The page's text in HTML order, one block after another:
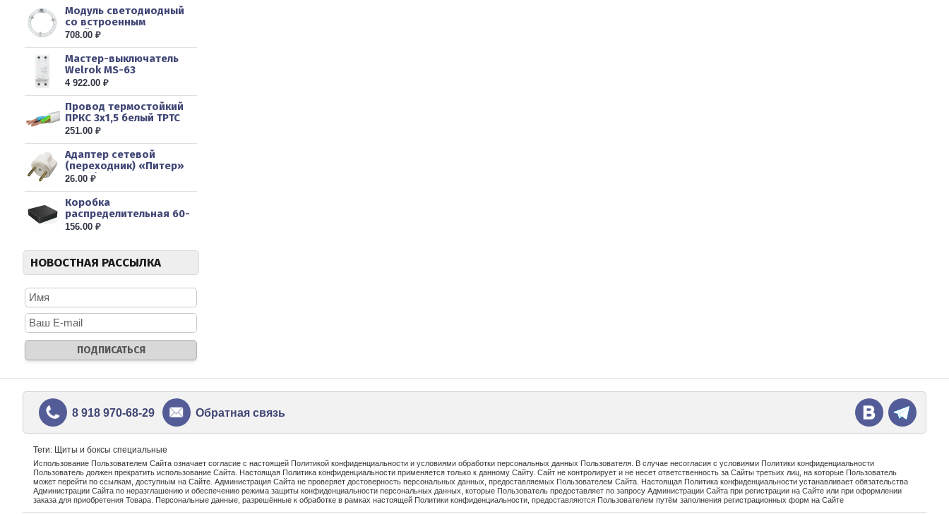
Модуль светодиодный
со встроенным
драйвером 230...
708.00 ₽
Мастер-выключатель
Welrok MS-63
4 922.00 ₽
Провод термостойкий
ПРКС 3х1,5 белый ТРТС
Липа...
251.00 ₽
Адаптер сетевой
(переходник) «Питер»
10А б/з б...
26.00 ₽
Коробка
распределительная 60-
0302-9005 для прям...
156.00 ₽
НОВОСТНАЯ РАССЫЛКА
8 918 970-68-29 Обратная связь
Теги: Щиты и боксы специальные
Использование Пользователем Сайта означает согласие с настоящей Политикой конфиденциальности и условиями обработки персональных данных Пользователя. В случае несогласия с условиями Политики конфиденциальности
Пользователь должен прекратить использование Сайта. Настоящая Политика конфиденциальности применяется только к данному Сайту. Сайт не контролирует и не несет ответственность за Сайты третьих лиц, на которые Пользователь
может перейти по ссылкам, доступным на Сайте. Администрация Сайта не проверяет достоверность персональных данных, предоставляемых Пользователем Сайта. Настоящая Политика конфиденциальности устанавливает обязательства
Администрации Сайта по неразглашению и обеспечению режима защиты конфиденциальности персональных данных, которые Пользователь предоставляет по запросу Администрации Сайта при регистрации на Сайте или при оформлении
заказа для приобретения Товара. Персональные данные, разрешённые к обработке в рамках настоящей Политики конфиденциальности, предоставляются Пользователем путём заполнения регистрационных форм на Сайте